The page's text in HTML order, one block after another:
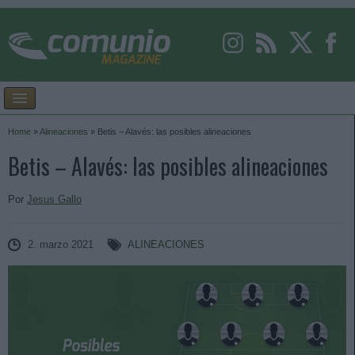
Home »Alineaciones » Betis – Alavés: las posibles alineaciones
Betis – Alavés: las posibles alineaciones
Por Jesus Gallo
2. marzo 2021 ALINEACIONES